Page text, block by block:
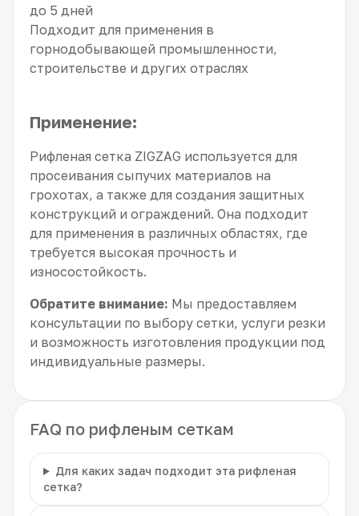
до 5 дней
Подходит для применения в
горнодобывающей промышленности,
строительстве и других отраслях
Применение:
Рифленая сетка ZIGZAG используется для
просеивания сыпучих материалов на
грохотах, а также для создания защитных
конструкций и ограждений. Она подходит
для применения в различных областях, где
требуется высокая прочность и
износостойкость.
Обратите внимание: Мы предоставляем
консультации по выбору сетки, услуги резки
и возможность изготовления продукции под
индивидуальные размеры.
FAQ по рифленым сеткам
Для каких задач подходит эта рифленая
сетка?